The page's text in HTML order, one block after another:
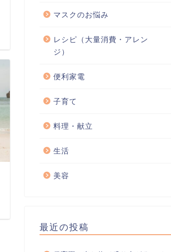
マスクのお悩み
レシピ（大量消費・アレン
ジ）
便利家電
子育て
料理・献立
生活
美容
最近の投稿